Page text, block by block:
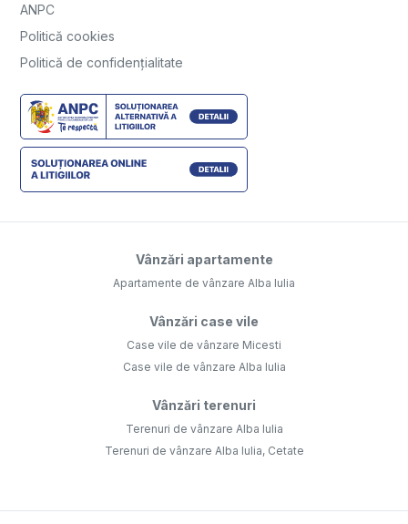
ANPC
Politică cookies
Politică de confidențialitate
Vânzări apartamente
Apartamente de vânzare Alba Iulia
Vânzări case vile
Case vile de vânzare Micesti
Case vile de vânzare Alba Iulia
Vânzări terenuri
Terenuri de vânzare Alba Iulia
Terenuri de vânzare Alba Iulia, Cetate